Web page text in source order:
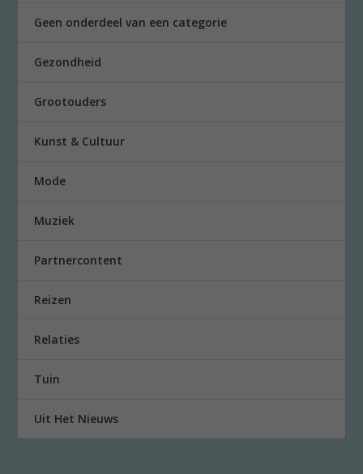
Geen onderdeel van een categorie
Gezondheid
Grootouders
Kunst & Cultuur
Mode
Muziek
Partnercontent
Reizen
Relaties
Tuin
Uit Het Nieuws